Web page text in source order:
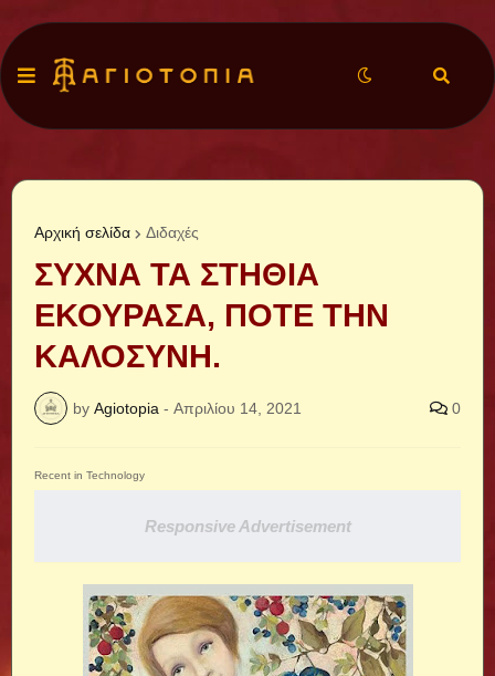
Αρχική σελίδα Διδαχές
ΣΥΧΝΑ ΤΑ ΣΤΗΘΙΑ
ΕΚΟΥΡΑΣΑ, ΠΟΤΕ ΤΗΝ
ΚΑΛΟΣΥΝΗ.
by Agiotopia - Απριλίου 14, 2021 0
Recent in Technology
Responsive Advertisement